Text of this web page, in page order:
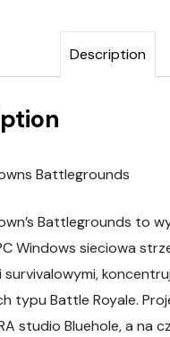
Description
Battlegrounds
Battlegrounds to
Windows sieciowa
survivalowymi,
typu Battle Royale.
studio Bluehole, a na